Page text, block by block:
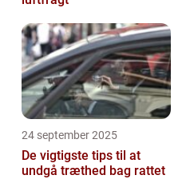
24 september 2025
De vigtigste tips til at
undgå træthed bag rattet